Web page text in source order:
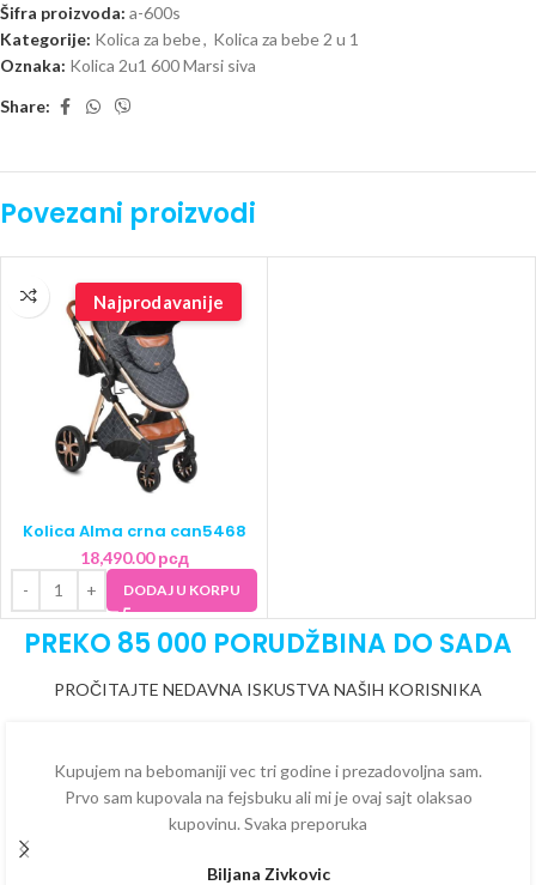
Šifra proizvoda: a-600s
Kategorije: Kolica za bebe, Kolica za bebe 2 u 1
Oznaka: Kolica 2u1 600 Marsi siva
Share:
Povezani proizvodi
Najprodavanije
Kolica Alma crna can5468
18,490.00рсд
DODAJ U KORPU
PREKO 85 000 PORUDŽBINA DO SADA
PROČITAJTE NEDAVNA ISKUSTVA NAŠIH KORISNIKA
Kupujem na bebomaniji vec tri godine i prezadovoljna sam.
Prvo sam kupovala na fejsbuku ali mi je ovaj sajt olaksao
kupovinu. Svaka preporuka
Biljana Zivkovic